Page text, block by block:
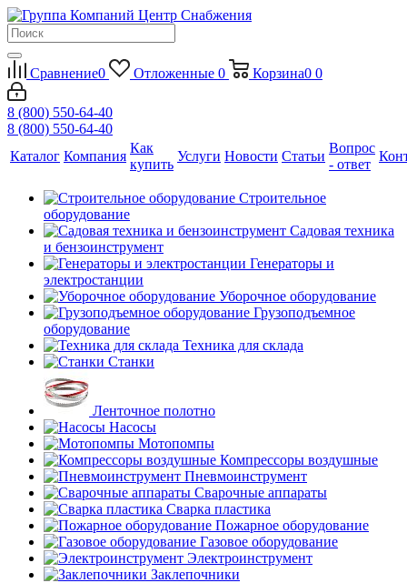
Сравнение0 Отложенные 0 Корзина0 0
8 (800) 550-64-40
8 (800) 550-64-40
Каталог Компания
Как
купить
Услуги Новости Статьи
Вопрос
- ответ
Строительное
оборудование
Садовая техника
и бензоинструмент
Генераторы и
электростанции
Уборочное оборудование
Грузоподъемное
оборудование
Техника для склада
Станки
Ленточное полотно
Насосы
Мотопомпы
Компрессоры воздушные
Пневмоинструмент
Сварочные аппараты
Сварка пластика
Пожарное оборудование
Газовое оборудование
Электроинструмент
Заклепочники